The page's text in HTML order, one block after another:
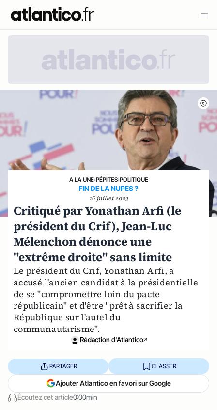
A LA UNE›PÉPITES›POLITIQUE
FIN DE LA NUPES ?
16 juillet 2023
Critiqué par Yonathan Arfi (le
président du Crif), Jean-Luc
Mélenchon dénonce une
"extrême droite" sans limite
Le président du Crif, Yonathan Arfi, a
accusé l'ancien candidat à la présidentielle
de se "compromettre loin du pacte
républicain" et d'être "prêt à sacrifier la
République sur l'autel du
communautarisme".
Rédaction d'Atlantico
Écoutez cet article0:00min
PARTAGER CLASSER
Ajouter Atlantico en favori sur Google